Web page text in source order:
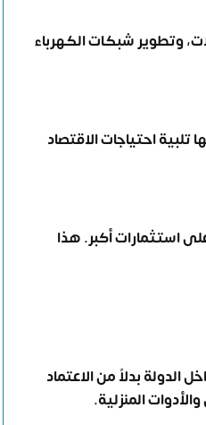
وتطوير شبكات الكهرباء
احتياجات الاقتصاد
استثمارات أكبر. هذا
الدولة بدلاً من الاعتماد
المنزلية.